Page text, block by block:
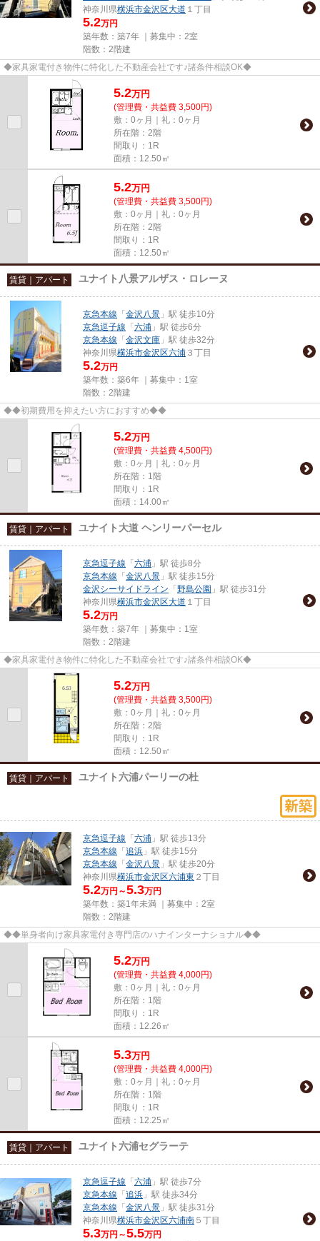
神奈川県横浜市金沢区大道 １丁目
5.2万円
築年数：築7年 ｜募集中： 2室
階数：2階建
◆家具家電付き物件に特化した不動産会社です♪諸条件相談OK◆
5.2万円
(管理費・共益費 3,500円)
敷：0ヶ月｜礼：0ヶ月
所在階：2階
間取り：1R
面積：12.50㎡
5.2万円
(管理費・共益費 3,500円)
敷：0ヶ月｜礼：0ヶ月
所在階：2階
間取り：1R
面積：12.50㎡
賃貸｜アパート ユナイト八景アルザス・ロレーヌ
京急本線 「 金沢八景 」駅 徒歩10分
京急逗子線 「 六浦 」駅 徒歩6分
京急本線 「 金沢文庫 」駅 徒歩32分
神奈川県横浜市金沢区六浦 ３丁目
5.2万円
築年数：築6年 ｜募集中： 1室
階数：2階建
◆◆初期費用を抑えたい方におすすめ◆◆
5.2万円
(管理費・共益費 4,500円)
敷：0ヶ月｜礼：0ヶ月
所在階：1階
間取り：1R
面積：14.00㎡
賃貸｜アパート ユナイト大道 ヘンリーパーセル
京急逗子線 「 六浦 」駅 徒歩8分
京急本線 「 金沢八景 」駅 徒歩15分
金沢シーサイドライン 「 野島公園 」駅 徒歩31分
神奈川県横浜市金沢区大道 １丁目
5.2万円
築年数：築7年 ｜募集中： 1室
階数：2階建
◆家具家電付き物件に特化した不動産会社です♪諸条件相談OK◆
5.2万円
(管理費・共益費 3,500円)
敷：0ヶ月｜礼：0ヶ月
所在階：2階
間取り：1R
面積：12.50㎡
賃貸｜アパート ユナイト六浦パーリーの杜
京急逗子線 「 六浦 」駅 徒歩13分
京急本線 「 追浜 」駅 徒歩15分
京急本線 「 金沢八景 」駅 徒歩20分
神奈川県横浜市金沢区六浦東 ２丁目
5.2万円～5.3万円
築年数：築1年未満 ｜募集中： 2室
階数：2階建
◆◆単身者向け家具家電付き専門店のハナインターナショナル◆◆
5.2万円
(管理費・共益費 4,000円)
敷：0ヶ月｜礼：0ヶ月
所在階：1階
間取り：1R
面積：12.26㎡
5.3万円
(管理費・共益費 4,000円)
敷：0ヶ月｜礼：0ヶ月
所在階：1階
間取り：1R
面積：12.25㎡
賃貸｜アパート ユナイト六浦セグラーテ
京急逗子線 「 六浦 」駅 徒歩7分
京急本線 「 追浜 」駅 徒歩34分
京急本線 「 金沢八景 」駅 徒歩31分
神奈川県横浜市金沢区六浦南 ５丁目
5.3万円～5.5万円